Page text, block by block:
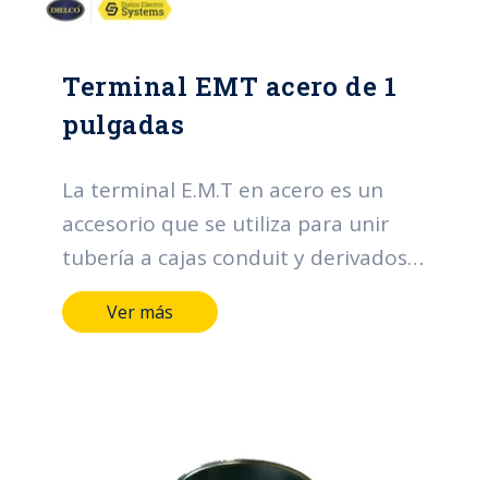
Terminal EMT acero de 1
pulgadas
La terminal E.M.T en acero es un
accesorio que se utiliza para unir
tubería a cajas conduit y derivados.
Sus funciones principales se centran
en la organización y protección de
Ver más